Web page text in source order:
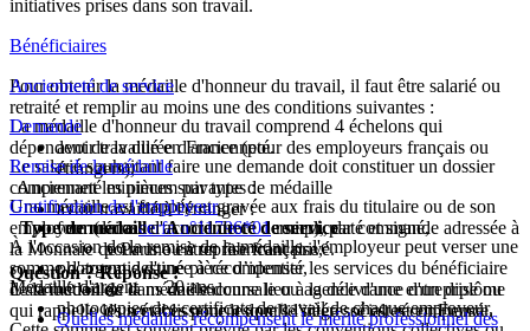
initiatives prises dans son travail.
Bénéficiaires
Pour obtenir la médaille d'honneur du travail, il faut être salarié ou
retraité et remplir au moins une des conditions suivantes :
avoir travaillé en France (pour des employeurs français ou
étrangers),
avoir travaillé à l'étranger :
pour une entreprise française,
ou dans une succursale ou agence d'une entreprise ou
d'un établissement dont le siège social est en France,
Ancienneté de service
La médaille d'honneur du travail comprend 4 échelons qui
dépendent de la durée d'ancienneté.
Ancienneté minimum par type de médaille
Type de médaille Ancienneté de service
Médaille d'argent 20 ans
Demande
Le salarié souhaitant faire une demande doit constituer un dossier
comprenant les pièces suivantes :
formulairecerfa n°11796*01rempli, daté et signé,
photocopie d'une pièce d’identité,
photocopies des certificats de travail de chaque employeur,
Remise de la médaille
Une médaille est frappée et gravée aux frais du titulaire ou de son
employeur (en cas d'accord de ce dernier), par commande adressée à
la Monnaie de Paris ou à un fabricant privé.
L'attribution de la médaille donne lieu à la délivrance d'un diplôme
qui rappelle les services pour lesquels l'intéressé est récompensé.
Gratification de l'employeur
À l'occasion de la remise de la médaille, l'employeur peut verser une
somme d'argent destinée à récompenser les services du bénéficiaire
de la médaille.
Question ? Réponse !
Quelles médailles récompensent le mérite professionnel des